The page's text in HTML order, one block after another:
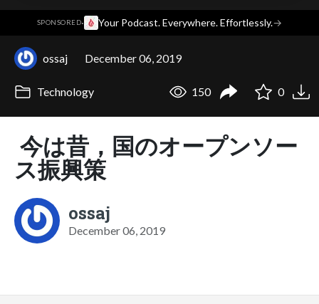
SPONSORED· Your Podcast. Everywhere. Effortlessly.→
ossaj December 06, 2019
Technology 150 0
今は昔，国のオープンソー
ス振興策
ossaj
December 06, 2019